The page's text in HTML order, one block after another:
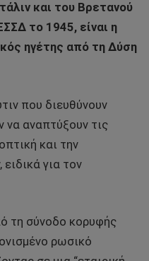
και του Βρετανού
το 1945, είναι η
ηγέτης από τη Δύση
που διευθύνουν
να αναπτύξουν τις
και την
για τον
τη σύνοδο κορυφής
ρωσικό